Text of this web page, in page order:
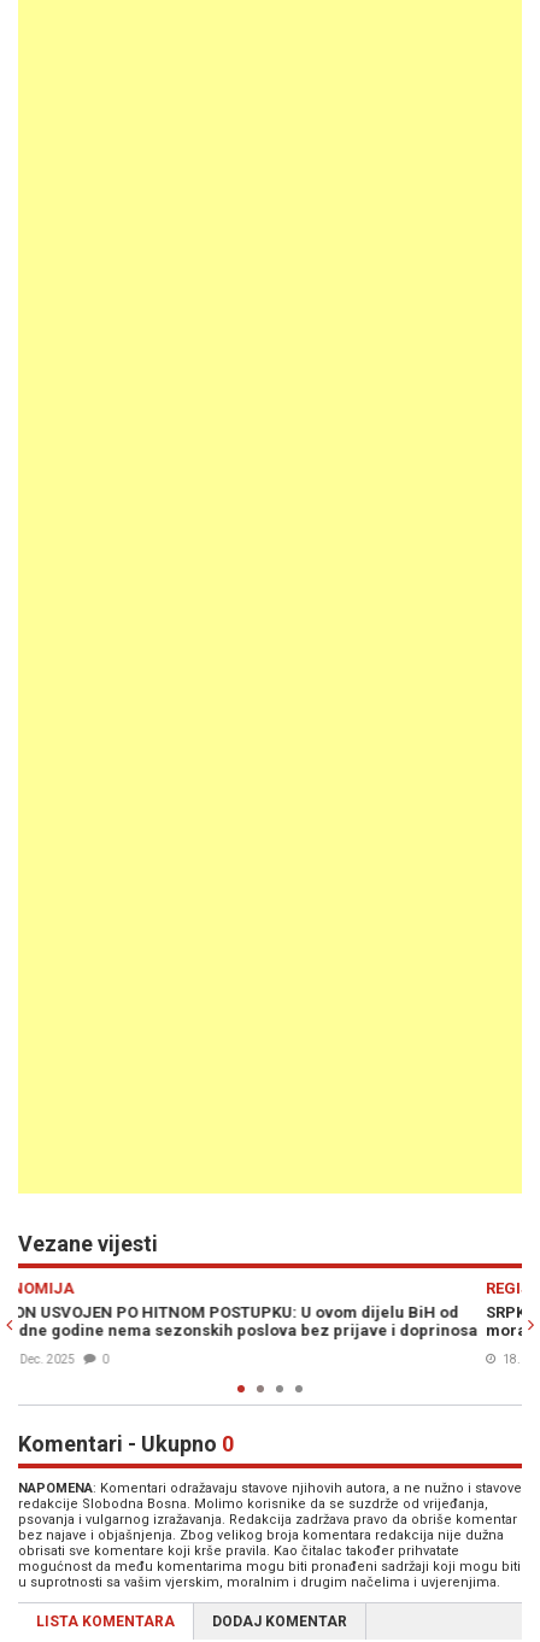
Vezane vijesti
od
REGIJA
SRPKINJA ZAVRŠILA SEZONU I NAPUŠTA HRVATSKU: "Ljudi, na
morate jako paziti kod Hrvata"
18. Okt. 2025
Komentari - Ukupno 0
NAPOMENA: Komentari odražavaju stavove njihovih autora, a ne nužno i stavove
redakcije Slobodna Bosna. Molimo korisnike da se suzdrže od vrijeđanja,
psovanja i vulgarnog izražavanja. Redakcija zadržava pravo da obriše komentar
bez najave i objašnjenja. Zbog velikog broja komentara redakcija nije dužna
obrisati sve komentare koji krše pravila. Kao čitalac također prihvatate
mogućnost da među komentarima mogu biti pronađeni sadržaji koji mogu biti
u suprotnosti sa vašim vjerskim, moralnim i drugim načelima i uvjerenjima.
LISTA KOMENTARA DODAJ KOMENTAR